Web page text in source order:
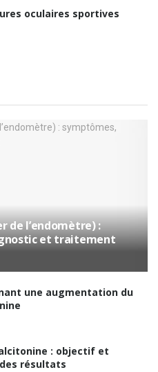
oculaires sportives
de l’endomètre) :
et traitement
une augmentation du
: objectif et
résultats